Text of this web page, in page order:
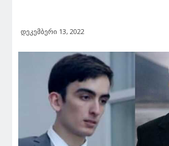
დეკემბერი 13, 2022